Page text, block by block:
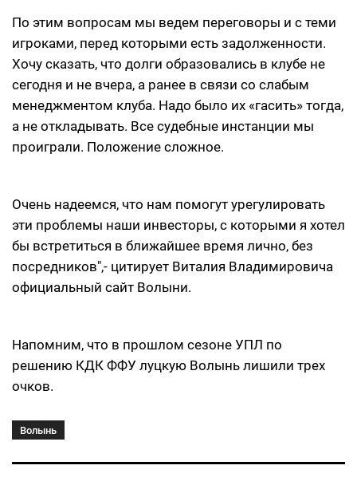
По этим вопросам мы ведем переговоры и с теми
игроками, перед которыми есть задолженности.
Хочу сказать, что долги образовались в клубе не
сегодня и не вчера, а ранее в связи со слабым
менеджментом клуба. Надо было их «гасить» тогда,
а не откладывать. Все судебные инстанции мы
проиграли. Положение сложное.
Очень надеемся, что нам помогут урегулировать
эти проблемы наши инвесторы, с которыми я хотел
бы встретиться в ближайшее время лично, без
посредников",- цитирует Виталия Владимировича
официальный сайт Волыни.
Напомним, что в прошлом сезоне УПЛ по
решению КДК ФФУ луцкую Волынь лишили трех
очков.
Волынь